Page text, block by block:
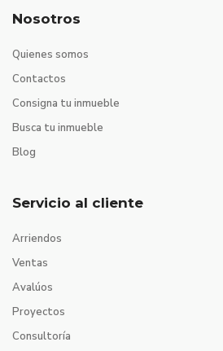
Nosotros
Quienes somos
Contactos
Consigna tu inmueble
Busca tu inmueble
Blog
Servicio al cliente
Arriendos
Ventas
Avalúos
Proyectos
Consultoría